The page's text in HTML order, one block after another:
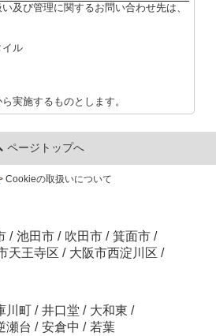
及び管理に関するお問い合わせ先は、
イル
実施するものとします。
ページトップへ
Cookieの取扱いについて
/ 池田市 / 吹田市 / 箕面市 /
天王寺区 / 大阪市西淀川区 /
川町 / 井口堂 / 大和東 /
瀬台 / 安倉中 / 若葉